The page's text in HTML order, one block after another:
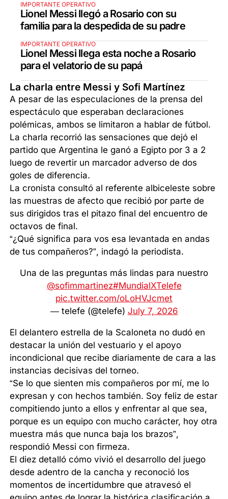
IMPORTANTE OPERATIVO
Lionel Messi llegó a Rosario con su
familia para la despedida de su padre
IMPORTANTE OPERATIVO
Lionel Messi llega esta noche a Rosario
para el velatorio de su papá
La charla entre Messi y Sofi Martínez
A pesar de las especulaciones de la prensa del
espectáculo que esperaban declaraciones
polémicas, ambos se limitaron a hablar de fútbol.
La charla recorrió las sensaciones que dejó el
partido que Argentina le ganó a Egipto por 3 a 2
luego de revertir un marcador adverso de dos
goles de diferencia.
La cronista consultó al referente albiceleste sobre
las muestras de afecto que recibió por parte de
sus dirigidos tras el pitazo final del encuentro de
octavos de final.
“¿Qué significa para vos esa levantada en andas
de tus compañeros?”, indagó la periodista.
Una de las preguntas más lindas para nuestro
@sofimmartinez#MundialXTelefe
pic.twitter.com/oLoHVJcmet
— telefe (@telefe) July 7, 2026
El delantero estrella de la Scaloneta no dudó en
destacar la unión del vestuario y el apoyo
incondicional que recibe diariamente de cara a las
instancias decisivas del torneo.
“Se lo que sienten mis compañeros por mí, me lo
expresan y con hechos también. Soy feliz de estar
compitiendo junto a ellos y enfrentar al que sea,
porque es un equipo con mucho carácter, hoy otra
muestra más que nunca baja los brazos”,
respondió Messi con firmeza.
El diez detalló cómo vivió el desarrollo del juego
desde adentro de la cancha y reconoció los
momentos de incertidumbre que atravesó el